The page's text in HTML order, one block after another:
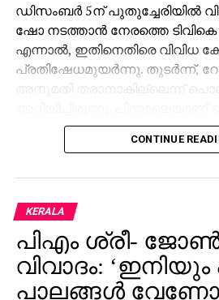
ഡിസംബർ 5ന് പുതുച്ചേരിയിൽ
ഷോ നടത്താൻ നേരത്തെ ടിവികെ
എന്നാൽ, ഇതിനെതിരെ വിവിധ
പ്രതിഷേധമുയർന്നു. തുടർന്ന്,
അനുമതി തരാനാകില്ലെന്ന്
നടത്താൻ അനുമതി
റാലിയിലുണ്ടായ തിക്കിലും
കൊല്ലപ്പെട്ടിരുന്നു. ഇതിനു
ഇടവേളയ്ക്കു ശേഷം വിജയ്
സജീവമാകുന്നതിന്റെ
പൊതുയോഗം നടത്തുന്നത്.
CONTINUE
KERALA
പിഎം ശ്രീ- ജോണ്‍
വിവാദം:
പാലങ്ങള്‍